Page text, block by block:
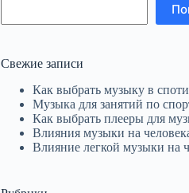
Свежие записи
Как выбрать музыку в
Музыка для занятий по
Как выбрать плееры для
Влияния музыки на
Влияние легкой музыки на